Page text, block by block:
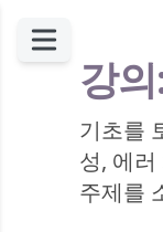
강
기초를
성, 에
주제를